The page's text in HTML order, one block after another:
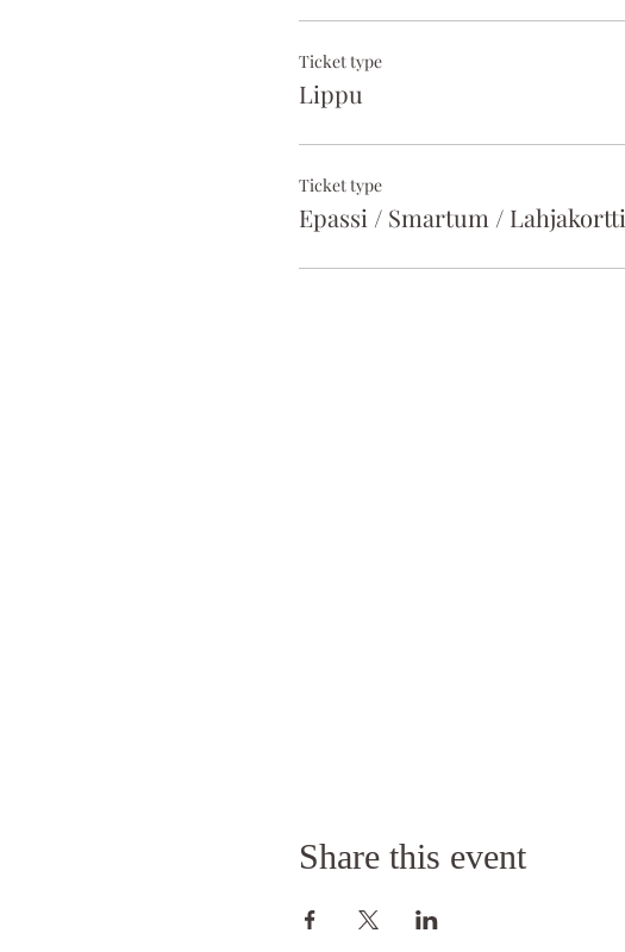
Ticket type
Lippu
Ticket type
Epassi / Smartum / Lahjakortti
Share this event